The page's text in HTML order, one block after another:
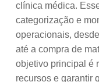
clínica médica.
categorização e
operacionais,
até a compra de
objetivo principal é
recursos e garantir